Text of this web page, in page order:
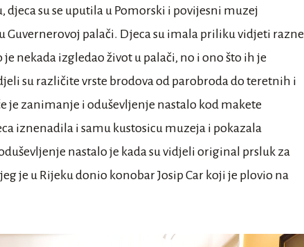
su se uputila u Pomorski i povijesni muzej
Guvernerovoj palači. Djeca su imala priliku vidjeti razne
nekada izgledao život u palači, no i ono što ih je
su različite vrste brodova od parobroda do teretnih i
je zanimanje i oduševljenje nastalo kod makete
iznenadila i samu kustosicu muzeja i pokazala
nastalo je kada su vidjeli original prsluk za
je u Rijeku donio konobar Josip Car koji je plovio na